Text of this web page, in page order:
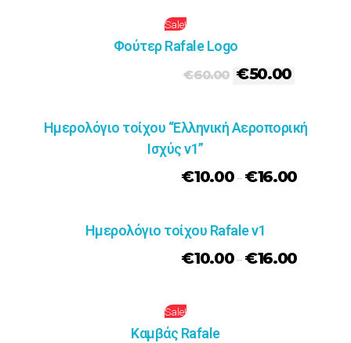
Sale!
Φούτερ Rafale Logo
€60.00 €50.00
Ημερολόγιο τοίχου “Ελληνική Αεροπορική
Ισχύς v1”
€10.00– €16.00
Ημερολόγιο τοίχου Rafale v1
€10.00– €16.00
Sale!
Καμβάς Rafale